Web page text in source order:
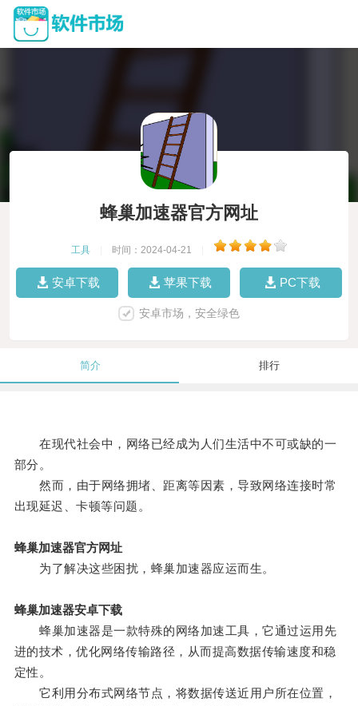
蜂巢加速器官方网址
工具 时间：2024-04-21
安卓下载 苹果下载 PC下载
安卓市场，安全绿色
简介 排行
在现代社会中，网络已经成为人们生活中不可或缺的一
部分。
然而，由于网络拥堵、距离等因素，导致网络连接时常
出现延迟、卡顿等问题。
蜂巢加速器官方网址
为了解决这些困扰，蜂巢加速器应运而生。
蜂巢加速器安卓下载
蜂巢加速器是一款特殊的网络加速工具，它通过运用先
进的技术，优化网络传输路径，从而提高数据传输速度和稳
定性。
它利用分布式网络节点，将数据传送近用户所在位置，